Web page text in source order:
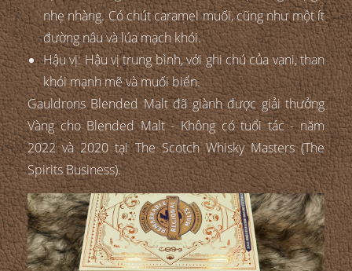
nhẹ nhàng. Có chút caramel muối, cũng như một ít
đường nâu và lúa mạch khói.
Hậu vị: Hậu vị trung bình, với ghi chú của vani, than
khói mạnh mẽ và muối biển.
Gauldrons Blended Malt đã giành được giải thưởng
Vàng cho Blended Malt - Không có tuổi tác - năm
2022 và 2020 tại The Scotch Whisky Masters (The
Spirits Business).